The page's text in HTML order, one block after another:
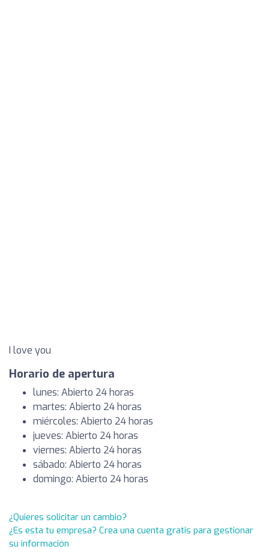
I love you
Horario de apertura
lunes: Abierto 24 horas
martes: Abierto 24 horas
miércoles: Abierto 24 horas
jueves: Abierto 24 horas
viernes: Abierto 24 horas
sábado: Abierto 24 horas
domingo: Abierto 24 horas
¿Quieres solicitar un cambio?
¿Es esta tu empresa? Crea una cuenta gratis para gestionar
su información